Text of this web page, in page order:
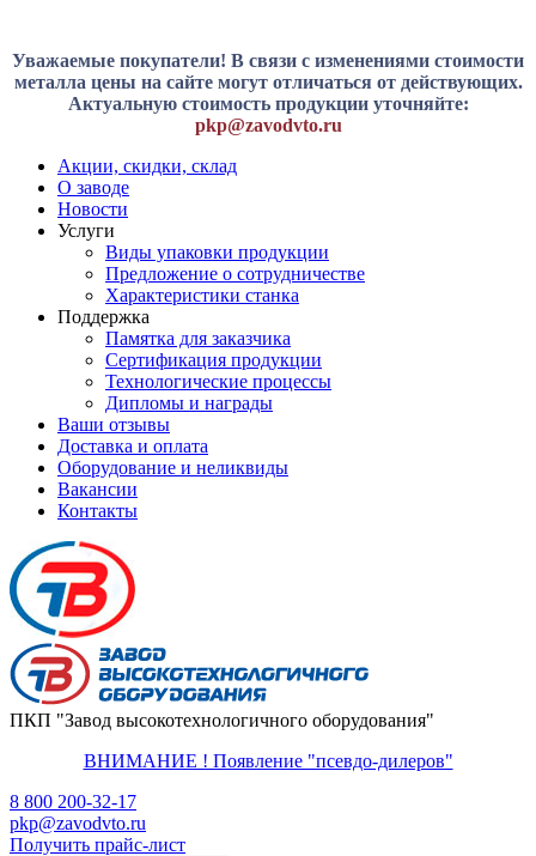
Уважаемые покупатели! В связи с изменениями стоимости
металла цены на сайте могут отличаться от действующих.
Актуальную стоимость продукции уточняйте:
pkp@zavodvto.ru
Акции, скидки, склад
О заводе
Новости
Услуги
Виды упаковки продукции
Предложение о сотрудничестве
Характеристики станка
Поддержка
Памятка для заказчика
Сертификация продукции
Технологические процессы
Дипломы и награды
Ваши отзывы
Доставка и оплата
Оборудование и неликвиды
Вакансии
Контакты
ПКП "Завод высокотехнологичного оборудования"
ВНИМАНИЕ ! Появление "псевдо-дилеров"
8 800 200-32-17
pkp@zavodvto.ru
Получить прайс-лист